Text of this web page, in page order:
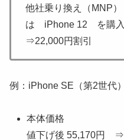
他社乗り換え（MNP
は iPhone 12 を購入
⇒22,000円割引
例：iPhone SE（第2世代
本体価格
値下げ後 55,170円 ⇒